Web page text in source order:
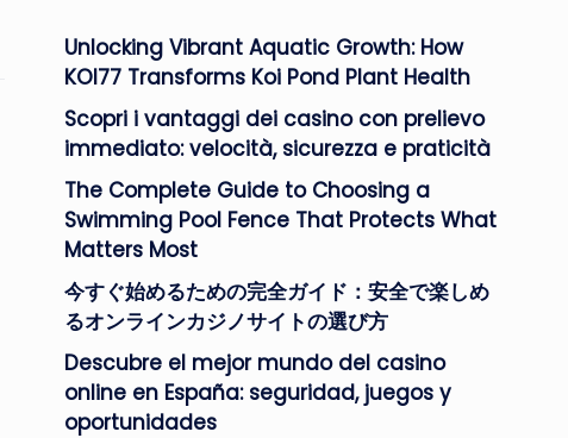
Unlocking Vibrant Aquatic Growth: How
KOI77 Transforms Koi Pond Plant Health
Scopri i vantaggi dei casino con prelievo
immediato: velocità, sicurezza e praticità
The Complete Guide to Choosing a
Swimming Pool Fence That Protects What
Matters Most
今すぐ始めるための完全ガイド：安全で楽しめ
るオンラインカジノサイトの選び方
Descubre el mejor mundo del casino
online en España: seguridad, juegos y
oportunidades